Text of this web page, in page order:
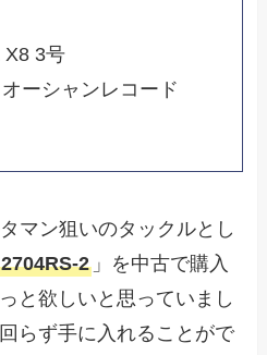
X8 3号
ーシャンレコード
マン狙いのタックルとし
2 」を中古で購入
と欲しいと思っていまし
らず手に入れることがで